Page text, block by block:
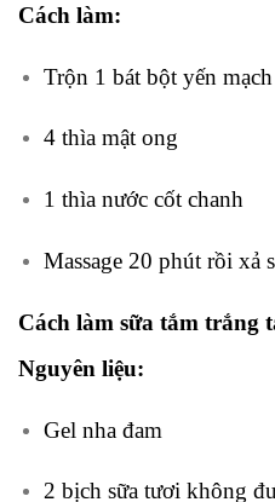
Cách làm:
Trộn 1 bát bột yến mạch
4 thìa mật ong
1 thìa nước cốt chanh
Massage 20 phút rồi xả
Cách làm sữa tắm trắng
Nguyên liệu:
Gel nha đam
2 bịch sữa tươi không